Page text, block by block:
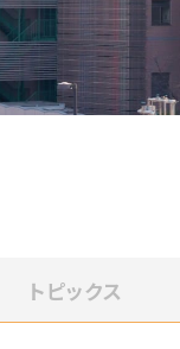
トピックス